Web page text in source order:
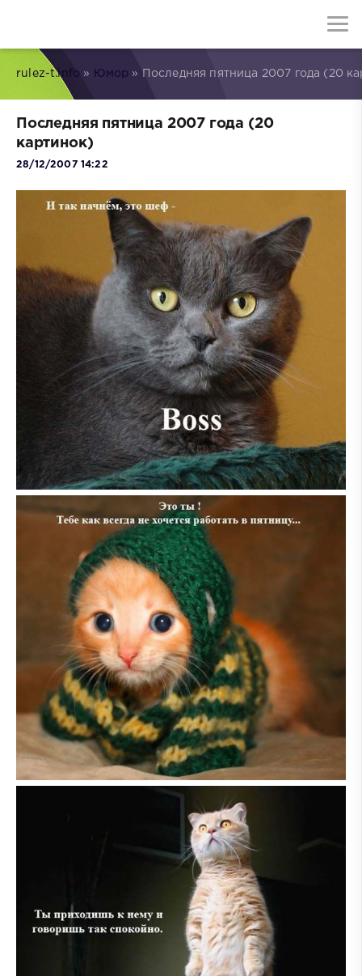
rulez-t.info » Юмор » Последняя пятница 2007 года (20
Последняя пятница 2007 года (20
картинок)
28/12/2007 14:22